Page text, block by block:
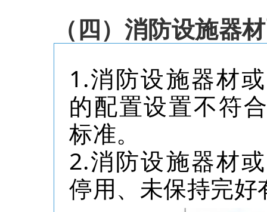
（四）消防设施器
1.消防设施器材
的配置设置不符
标准。
2.消防设施器材
停用、未保持完好